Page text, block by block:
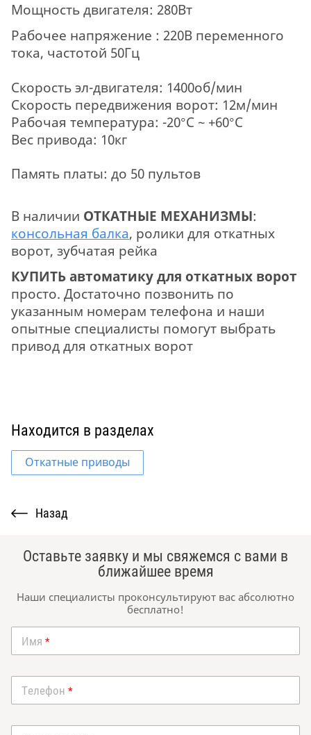
Мощность двигателя: 280Вт
Рабочее напряжение : 220В переменного
тока, частотой 50Гц
Скорость эл-двигателя: 1400об/мин
Скорость передвижения ворот: 12м/мин
Рабочая температура: -20°С ~ +60°C
Вес привода: 10кг
Память платы: до 50 пультов
В наличии ОТКАТНЫЕ МЕХАНИЗМЫ:
консольная балка, ролики для откатных
ворот, зубчатая рейка
КУПИТЬ автоматику для откатных ворот
просто. Достаточно позвонить по
указанным номерам телефона и наши
опытные специалисты помогут выбрать
привод для откатных ворот
Находится в разделах
Откатные приводы
Назад
Оставьте заявку и мы свяжемся с вами в
ближайшее время
Наши специалисты проконсультируют вас абсолютно
бесплатно!
Имя *
Телефон *